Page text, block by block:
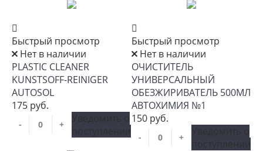
Быстрый просмотр
Нет в наличии
PLASTIC CLEANER
KUNSTSOFF-REINIGER
AUTOSOL
175 руб.
- +
Уведомить о
поступлении
Быстрый просмотр
Нет в наличии
ОЧИСТИТЕЛЬ
УНИВЕРСАЛЬНЫЙ
ОБЕЗЖИРИВАТЕЛЬ 500МЛ
АВТОХИМИЯ №1
150 руб.
- +
Уведомить о
поступлении